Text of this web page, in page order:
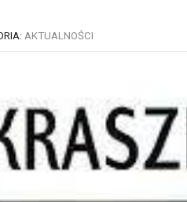
AKTUALNOŚCI